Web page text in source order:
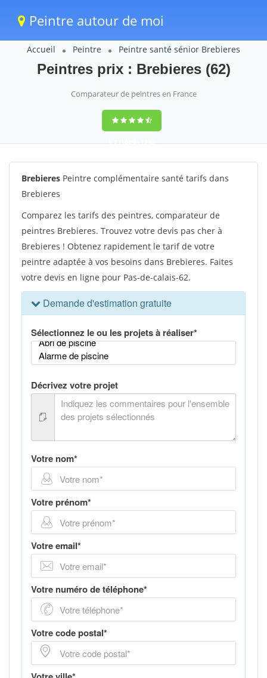
Peintre autour de moi
Accueil Peintre Peintre santé sénior Brebieres
Peintres prix : Brebieres (62)
Comparateur de peintres en France
9,2(100%)1242
votes
Brebieres Peintre complémentaire santé tarifs dans
Brebieres
Comparez les tarifs des peintres, comparateur de
peintres Brebieres. Trouvez votre devis pas cher à
Brebieres ! Obtenez rapidement le tarif de votre
peintre adaptée à vos besoins dans Brebieres. Faites
votre devis en ligne pour Pas-de-calais-62.